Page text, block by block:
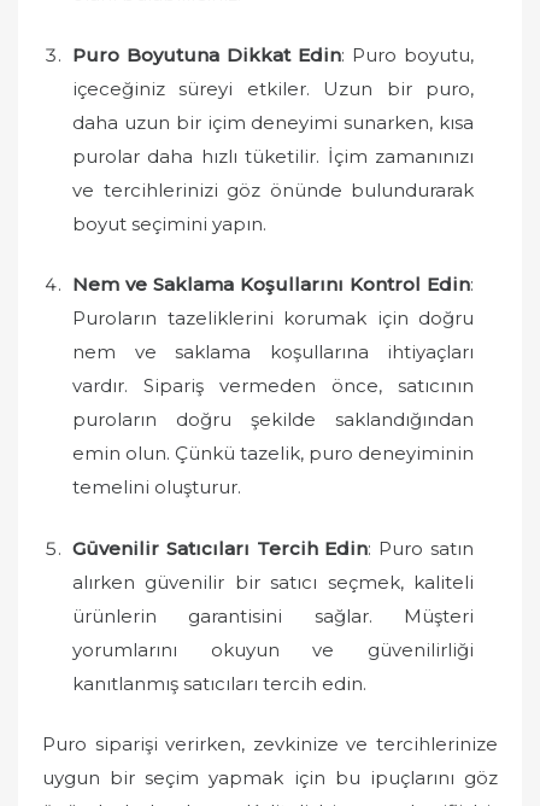
Puro Boyutuna Dikkat Edin: Puro boyutu,
içeceğiniz süreyi etkiler. Uzun bir puro,
daha uzun bir içim deneyimi sunarken, kısa
purolar daha hızlı tüketilir. İçim zamanınızı
ve tercihlerinizi göz önünde bulundurarak
boyut seçimini yapın.
Nem ve Saklama Koşullarını Kontrol Edin:
Puroların tazeliklerini korumak için doğru
nem ve saklama koşullarına ihtiyaçları
vardır. Sipariş vermeden önce, satıcının
puroların doğru şekilde saklandığından
emin olun. Çünkü tazelik, puro deneyiminin
temelini oluşturur.
Güvenilir Satıcıları Tercih Edin: Puro satın
alırken güvenilir bir satıcı seçmek, kaliteli
ürünlerin garantisini sağlar. Müşteri
yorumlarını okuyun ve güvenilirliği
kanıtlanmış satıcıları tercih edin.
Puro siparişi verirken, zevkinize ve tercihlerinize
uygun bir seçim yapmak için bu ipuçlarını göz